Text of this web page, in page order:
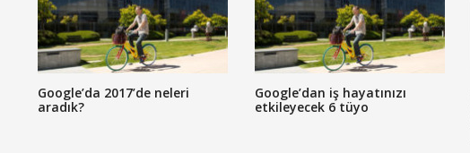
Google’da 2017’de neleri
aradık?
Google’dan iş hayatınızı
etkileyecek 6 tüyo